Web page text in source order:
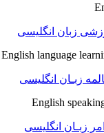
زبان انگلیسی
English language
زبـان انگلیسی
English
زبـان انگلیسی